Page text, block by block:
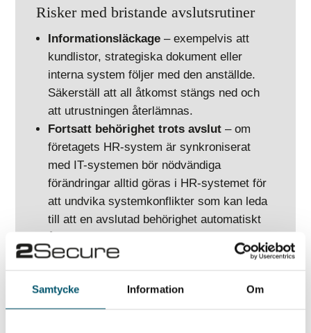
Samtycke Information Om
Risker med bristande avslutsrutiner
Informationsläckage – exempelvis att
kundlistor, strategiska dokument eller
interna system följer med den anställde.
Säkerställ att all åtkomst stängs ned och
att utrustningen återlämnas.
Fortsatt behörighet trots avslut – om
företagets HR-system är synkroniserat
med IT-systemen bör nödvändiga
förändringar alltid göras i HR-systemet för
att undvika systemkonflikter som kan leda
till att en avslutad behörighet automatiskt
Försämrad verksamhetskontinuitet– om
hanteras på rätt sätt kan det påverka
verksamhetens kontinuitet. För att undvika